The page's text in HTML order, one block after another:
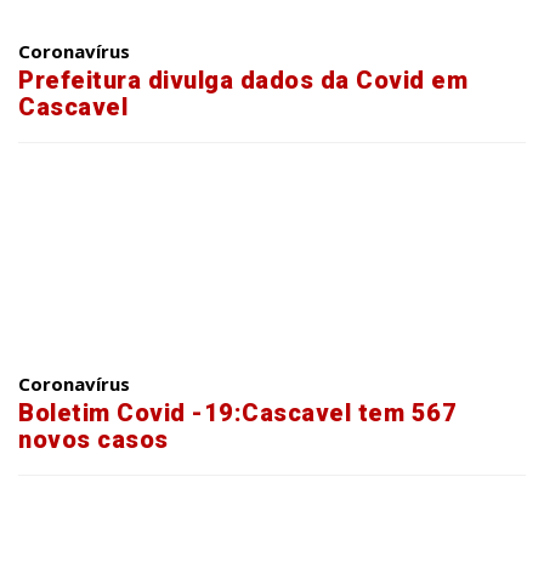
Coronavírus
Prefeitura divulga dados da Covid em
Cascavel
Coronavírus
Boletim Covid -19:Cascavel tem 567
novos casos